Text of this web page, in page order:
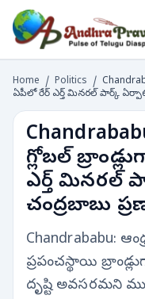
Home / Politics /
ఏపీలో రేర్ ఎర్త్ మినరల్ పార్క్
గ్లోబల్
ఎర్త్ మినరల్
చంద్రబాబు
Chandrababu:
ప్రపంచస్థాయి
దృష్టి అవసరమని